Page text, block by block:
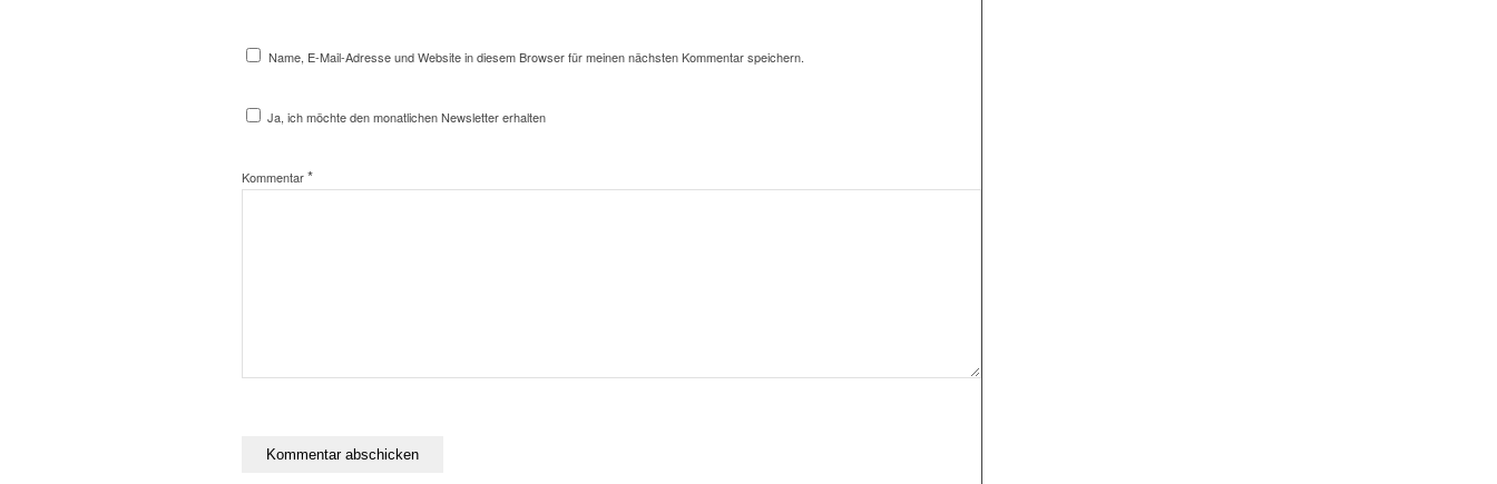
Name, E-Mail-Adresse und Website in diesem Browser für meinen nächsten Kommentar speichern.
Ja, ich möchte den monatlichen Newsletter erhalten
Kommentar*